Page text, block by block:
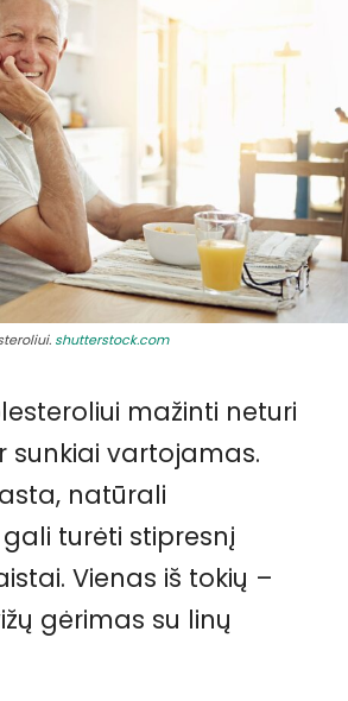
shutterstock.com
mažinti neturi
sunkiai vartojamas.
natūrali
turėti stipresnį
Vienas iš tokių –
gėrimas su linų